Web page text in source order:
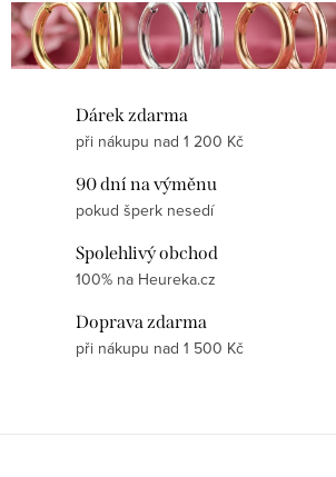
v
k
y
Dárek zdarma
při nákupu nad 1 200 Kč
90 dní na výměnu
pokud šperk nesedí
Spolehlivý obchod
100% na Heureka.cz
Doprava zdarma
při nákupu nad 1 500 Kč